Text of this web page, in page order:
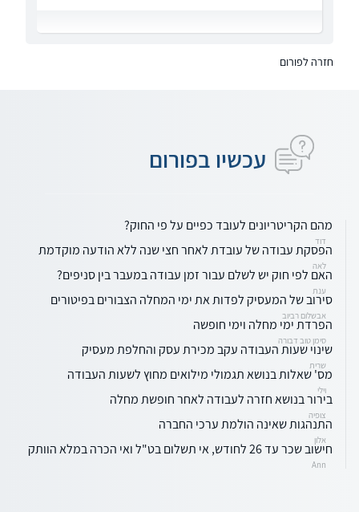
חזרה לפורום
עכשיו בפורום
מהם הקריטריונים לעובד כפיים על פי החוק?
דוד
הפסקת עבודה של עובדת לאחר חצי שנה ללא הודעה מוקדמת
לאה
האם לפי חוק יש לשלם עבור זמן עבודה במעבר בין סניפים?
ענת
סירוב של המעסיק לפדות את ימי המחלה הצבורים בפיטורים
אבשלום רביוב
הפרדת ימי מחלה וימי חופשה
סימן טוב דבורה
שינוי שעות העבודה עקב מכירת עסק והחלפת מעסיק
שרית
מס' שאלות בנושא תגמולי מילואים מחוץ לשעות העבודה
וילי
בירור בנושא חזרה לעבודה לאחר חופשת מחלה
צופיה
התנהגות שאינה הולמת ערכי החברה
אלון
חישוב שכר עד 26 לחודש, אי תשלום בט"ל ואי הכרה במלא הוותק
Ann